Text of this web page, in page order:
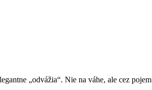
„odvážia“. Nie na váhe, ale cez pojem